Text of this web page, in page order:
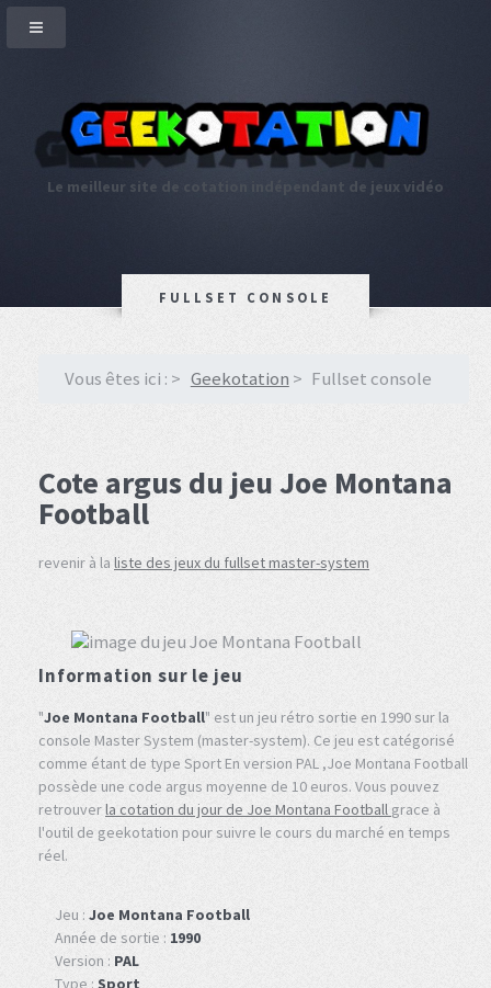
Le meilleur site de cotation indépendant de jeux vidéo
FULLSET CONSOLE
Vous êtes ici : Geekotation Fullset console
Cote argus du jeu Joe Montana
Football
revenir à la liste des jeux du fullset master-system
Information sur le jeu
"Joe Montana Football" est un jeu rétro sortie en 1990 sur la
console Master System (master-system). Ce jeu est catégorisé
comme étant de type Sport En version PAL ,Joe Montana Football
possède une code argus moyenne de 10 euros. Vous pouvez
retrouverla cotation du jour de Joe Montana Football grace à
l'outil de geekotation pour suivre le cours du marché en temps
réel.
Jeu : Joe Montana Football
Année de sortie : 1990
Version : PAL
Type : Sport